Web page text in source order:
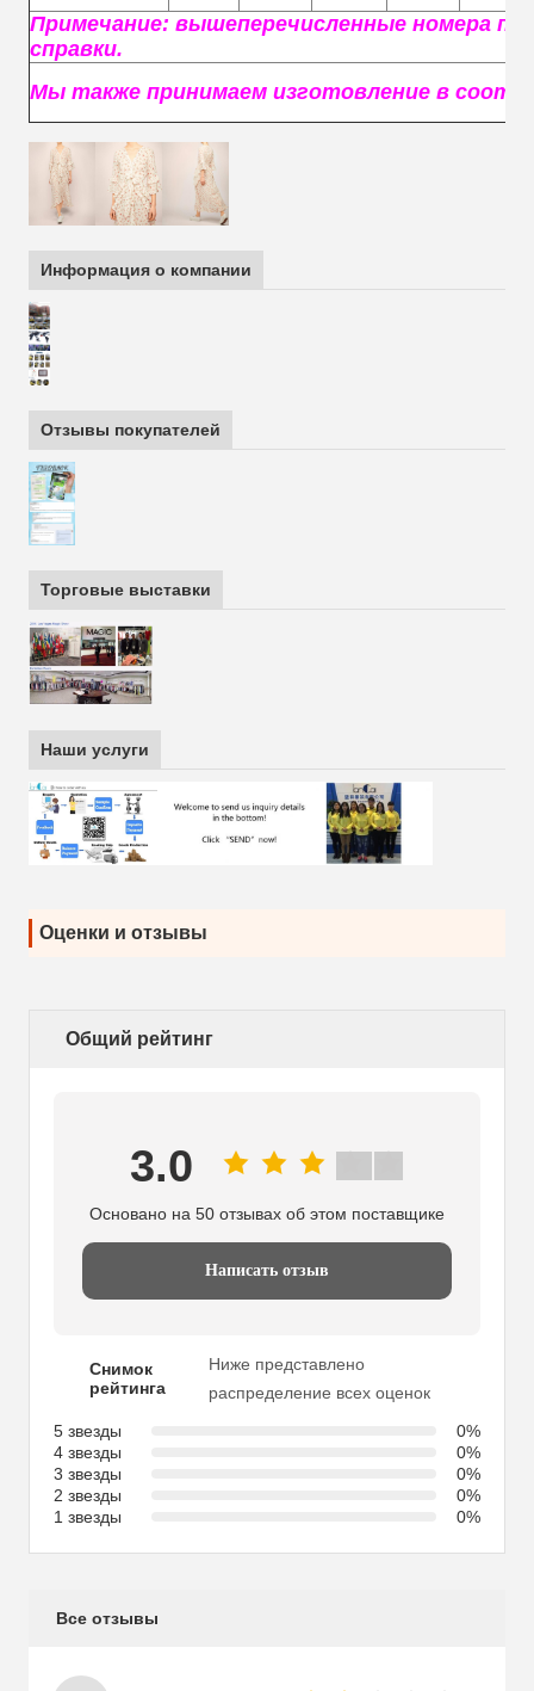
Примечание: вышеперечисленные номера
справки.
Мы также принимаем изготовление в
Информация о компании
Отзывы покупателей
Торговые выставки
Наши услуги
Оценки и отзывы
Общий рейтинг
3.0
Основано на 50 отзывах об этом поставщике
Написать отзыв
Снимок
рейтинга
Ниже представлено
распределение всех оценок
5 звезды
0%
4 звезды
0%
3 звезды
0%
2 звезды
0%
1 звезды
0%
Все отзывы